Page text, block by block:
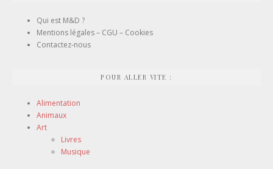
Qui est M&D ?
Mentions légales – CGU – Cookies
Contactez-nous
POUR ALLER VITE :
Alimentation
Animaux
Art
Livres
Musique